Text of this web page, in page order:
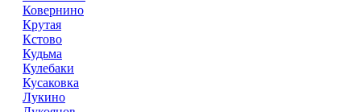
Ковернино
Крутая
Кстово
Кудьма
Кулебаки
Кусаковка
Лукино